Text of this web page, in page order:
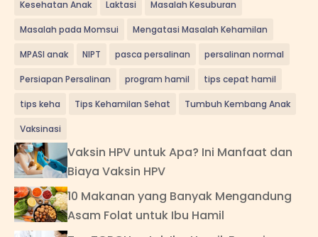
Kesehatan Anak Laktasi Masalah Kesuburan
Masalah pada Momsui Mengatasi Masalah Kehamilan
MPASI anak NIPT pasca persalinan persalinan normal
Persiapan Persalinan program hamil tips cepat hamil
tips keha Tips Kehamilan Sehat Tumbuh Kembang Anak
Vaksinasi
Vaksin HPV untuk Apa? Ini Manfaat dan
Biaya Vaksin HPV
10 Makanan yang Banyak Mengandung
Asam Folat untuk Ibu Hamil